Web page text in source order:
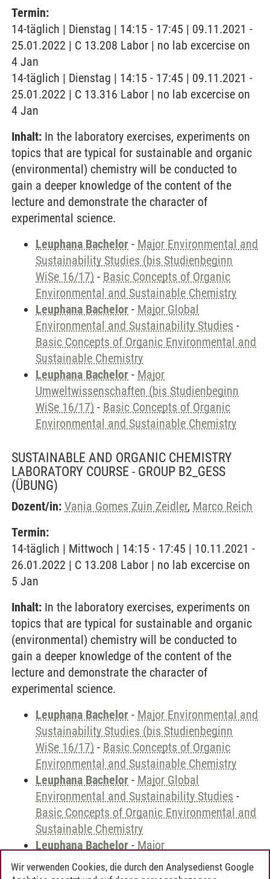
Termin:
14-täglich | Dienstag | 14:15 - 17:45 | 09.11.2021 -
25.01.2022 | C 13.208 Labor | no lab excercise on
4 Jan
14-täglich | Dienstag | 14:15 - 17:45 | 09.11.2021 -
25.01.2022 | C 13.316 Labor | no lab excercise on
4 Jan
Inhalt: In the laboratory exercises, experiments on
topics that are typical for sustainable and organic
(environmental) chemistry will be conducted to
gain a deeper knowledge of the content of the
lecture and demonstrate the character of
experimental science.
Leuphana Bachelor - Major Environmental and
Sustainability Studies (bis Studienbeginn
WiSe 16/17) - Basic Concepts of Organic
Environmental and Sustainable Chemistry
Leuphana Bachelor - Major Global
Environmental and Sustainability Studies -
Basic Concepts of Organic Environmental and
Sustainable Chemistry
Leuphana Bachelor - Major
Umweltwissenschaften (bis Studienbeginn
WiSe 16/17) - Basic Concepts of Organic
Environmental and Sustainable Chemistry
SUSTAINABLE AND ORGANIC CHEMISTRY
LABORATORY COURSE - GROUP B2_GESS
(ÜBUNG)
Dozent/in: Vania Gomes Zuin Zeidler, Marco Reich
Termin:
14-täglich | Mittwoch | 14:15 - 17:45 | 10.11.2021 -
26.01.2022 | C 13.208 Labor | no lab excercise on
5 Jan
Inhalt: In the laboratory exercises, experiments on
topics that are typical for sustainable and organic
(environmental) chemistry will be conducted to
gain a deeper knowledge of the content of the
lecture and demonstrate the character of
experimental science.
Leuphana Bachelor - Major Environmental and
Sustainability Studies (bis Studienbeginn
WiSe 16/17) - Basic Concepts of Organic
Environmental and Sustainable Chemistry
Leuphana Bachelor - Major Global
Environmental and Sustainability Studies -
Basic Concepts of Organic Environmental and
Sustainable Chemistry
Leuphana Bachelor - Major
Umweltwissenschaften (bis Studienbeginn
Wir verwenden Cookies, die durch den Analysedienst Google